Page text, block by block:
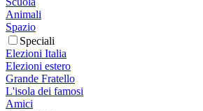
Animali
Spazio
Speciali
Elezioni Italia
Elezioni estero
Grande Fratello
L'isola dei famosi
Amici